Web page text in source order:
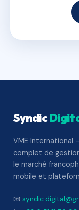
Syndic
VME International
complet de
le marché
mobile et
📧